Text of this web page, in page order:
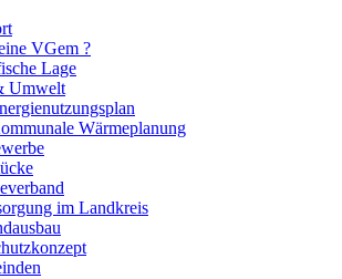
VGem ?
Lage
Umwelt
Wärmeplanung
im Landkreis